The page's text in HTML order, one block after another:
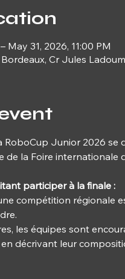
May 31, 2026, 11:00 PM
Cr Jules
RoboCup Junior 2026 se
de la Foire internationale
participer à la finale :
compétition régionale
les équipes sont
décrivant leur